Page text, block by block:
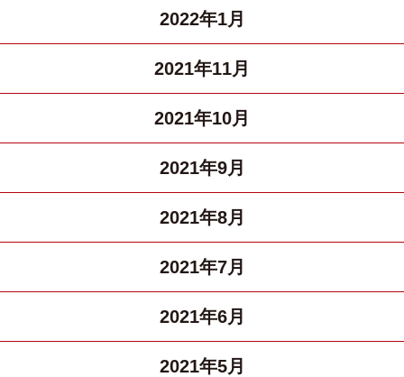
2022年1月
2021年11月
2021年10月
2021年9月
2021年8月
2021年7月
2021年6月
2021年5月